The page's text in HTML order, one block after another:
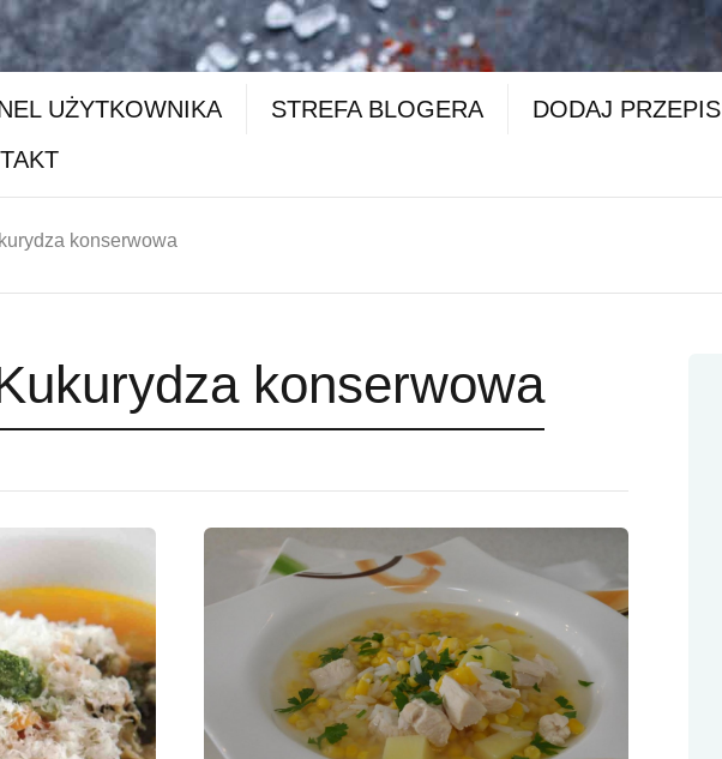
UŻYTKOWNIKA STREFA BLOGERA DODAJ PRZEPIS
konserwowa
konserwowa